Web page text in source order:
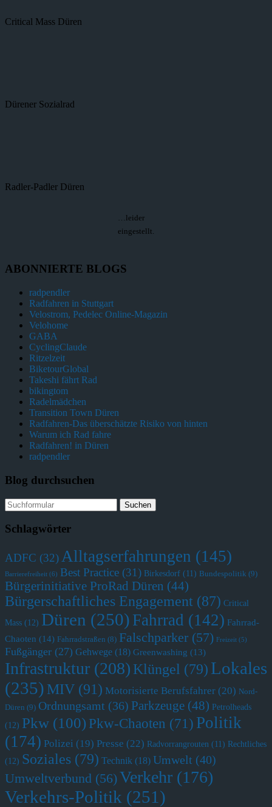
Critical Mass Düren
Dürener Sozialrad
Radler-Padler Düren
…leider
eingestellt.
ABONNIERTE BLOGS
radpendler
Radfahren in Stuttgart
Velostrom, Pedelec Online-Magazin
Velohome
GABA
CyclingClaude
Ritzelzeit
BiketourGlobal
Takeshi fährt Rad
bikingtom
Radelmädchen
Transition Town Düren
Radfahren-Das überschätzte Risiko von hinten
Warum ich Rad fahre
Radfahren! in Düren
radpendler
Blog durchsuchen
Schlagwörter
ADFC (32)Alltagserfahrungen (145)
Barrierefreiheit (6) Best Practice (31) Birkesdorf (11) Bundespolitik (9)
Bürgerinitiative ProRad Düren (44)
Bürgerschaftliches Engagement (87) Critical
Mass (12) Düren (250) Fahrrad (142) Fahrrad-
Chaoten (14) Fahrradstraßen (8) Falschparker (57) Freizeit (5)
Fußgänger (27) Gehwege (18) Greenwashing (13)
Infrastruktur (208) Klüngel (79) Lokales
(235) MIV (91) Motorisierte Berufsfahrer (20) Nord-
Düren (9) Ordnungsamt (36) Parkzeuge (48) Petrolheads
(12) Pkw (100) Pkw-Chaoten (71) Politik
(174) Polizei (19) Presse (22) Radvorrangrouten (11) Rechtliches
(12) Soziales (79) Technik (18) Umwelt (40)
Umweltverbund (56)Verkehr (176)
Verkehrs-Politik (251)